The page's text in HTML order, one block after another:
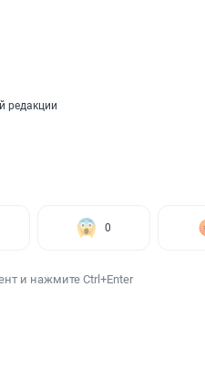
редакции
0
и нажмите Ctrl+Enter